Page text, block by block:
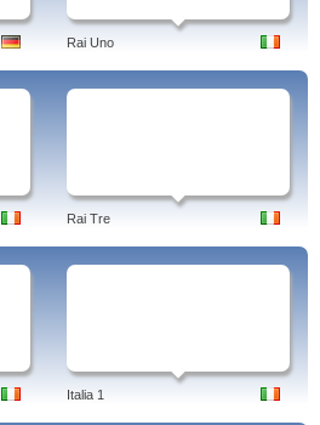
Rai Uno
Rai Tre
Italia 1